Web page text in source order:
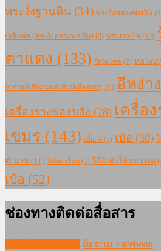
พระงั่งฐานดิน (34) พระงั่งหลวงพ่อเงิน
เฉลิมพล (พระงั่งหลวงพ่อเงิน) (9) พระเชษโฐ (10)
ตาแดง (133) วัตถุมงคล (7) หลวงปู่
อาจารย์เจียม มนต์เสน่ห์เมืองมอญ (8) อีหง่าง
เครื่องรางของขลัง (28) เครื่อ
เขมร (143) เบี้ยแก้ (7) เป๋อ (30)
ตำนาน (11) ไอ้งั่งตาโปน (7) ไอ้งั่งหัวโล้นตาแดง
เป๋อ (52)
ช่องทางติดต่อสื่อสาร
ติดตาม Facebook